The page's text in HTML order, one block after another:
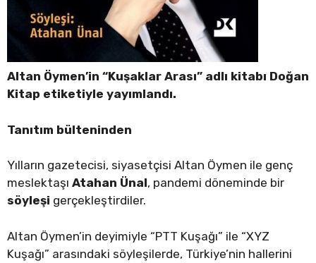
Altan Öymen’in “Kuşaklar Arası” adlı kitabı Doğan
Kitap etiketiyle yayımlandı.
Tanıtım bülteninden
Yılların gazetecisi, siyasetçisi Altan Öymen ile genç
meslektaşı Atahan Ünal, pandemi döneminde bir
söyleşi gerçekleştirdiler.
Altan Öymen’in deyimiyle “PTT Kuşağı” ile “XYZ
Kuşağı” arasındaki söyleşilerde, Türkiye’nin hallerini